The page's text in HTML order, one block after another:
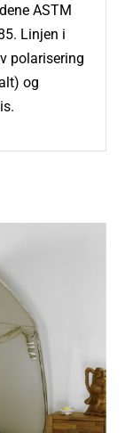
ASTM
Linjen i
polarisering
og